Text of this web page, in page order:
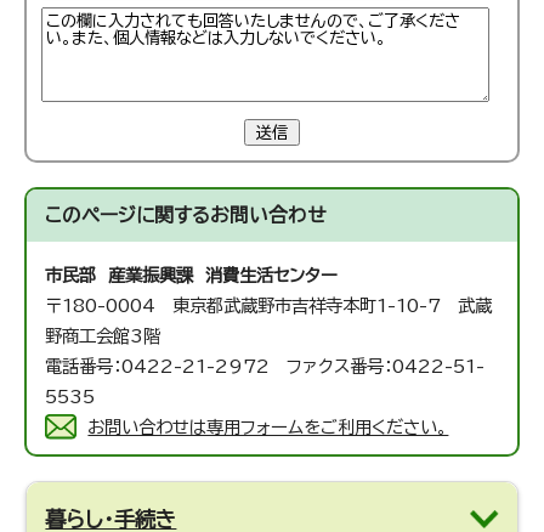
送信
このページに関するお問い合わせ
市民部 産業振興課 消費生活センター
〒180-0004 東京都武蔵野市吉祥寺本町1-10-7 武蔵
野商工会館3階
電話番号：0422-21-2972 ファクス番号：0422-51-
5535
お問い合わせは専用フォームをご利用ください。
暮らし・手続き